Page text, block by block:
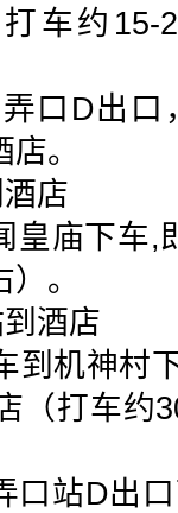
车约15-
D出口
。
店
庙下车,
。
酒店
机神村
（打车约
站D出口